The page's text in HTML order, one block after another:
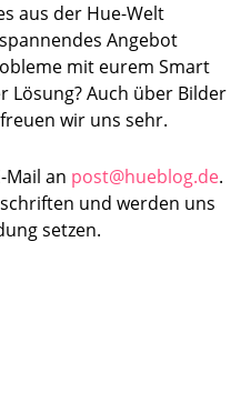
aus der Hue-Welt
Angebot
mit eurem Smart
Lösung? Auch über Bilder
wir uns sehr.
Mail an post@hueblog.de.
und werden uns
setzen.